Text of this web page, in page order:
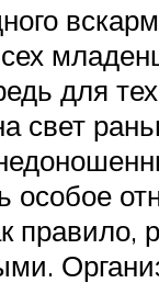
для
свет
особое
правило,